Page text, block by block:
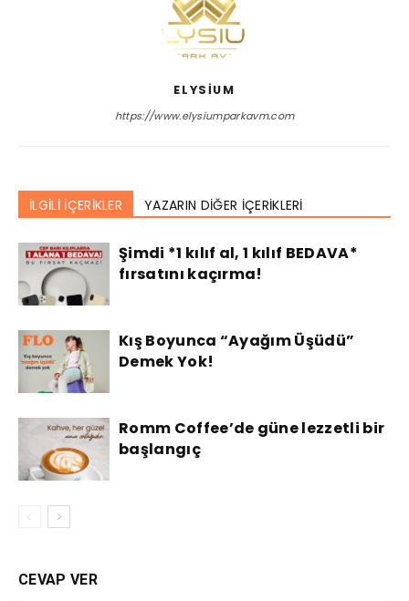
ELYSIUM
https://www.elysiumparkavm.com
İLGİLİ İÇERİKLER YAZARIN DİĞER İÇERİKLERİ
Şimdi *1 kılıf al, 1 kılıf BEDAVA*
fırsatını kaçırma!
Kış Boyunca “Ayağım Üşüdü”
Demek Yok!
Romm Coffee’de güne lezzetli bir
başlangıç
CEVAP VER